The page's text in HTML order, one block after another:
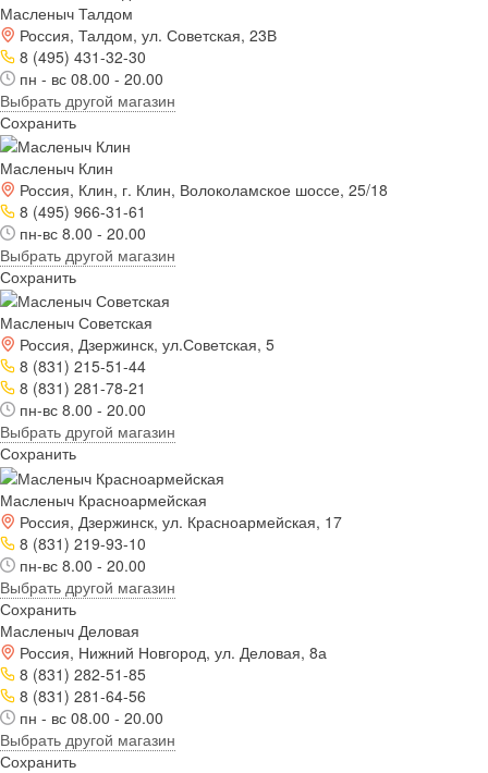
Масленыч Талдом
Россия, Талдом, ул. Советская, 23В
8 (495) 431-32-30
пн - вс 08.00 - 20.00
Выбрать другой магазин
Сохранить
Масленыч Клин
Россия, Клин, г. Клин, Волоколамское шоссе, 25/18
8 (495) 966-31-61
пн-вс 8.00 - 20.00
Выбрать другой магазин
Сохранить
Масленыч Советская
Россия, Дзержинск, ул.Советская, 5
8 (831) 215-51-44
8 (831) 281-78-21
пн-вс 8.00 - 20.00
Выбрать другой магазин
Сохранить
Масленыч Красноармейская
Россия, Дзержинск, ул. Красноармейская, 17
8 (831) 219-93-10
пн-вс 8.00 - 20.00
Выбрать другой магазин
Сохранить
Масленыч Деловая
Россия, Нижний Новгород, ул. Деловая, 8а
8 (831) 282-51-85
8 (831) 281-64-56
пн - вс 08.00 - 20.00
Выбрать другой магазин
Сохранить